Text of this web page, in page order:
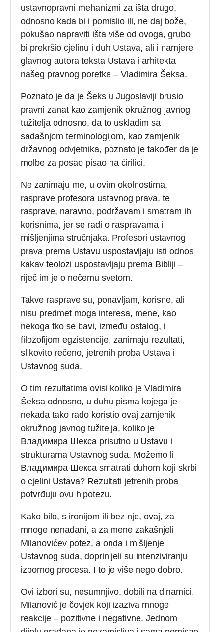
ustavnopravni mehanizmi za išta drugo,
odnosno kada bi i pomislio ili, ne daj bože,
pokušao napraviti išta više od ovoga, grubo
bi prekršio cjelinu i duh Ustava, ali i namjere
glavnog autora teksta Ustava i arhitekta
našeg pravnog poretka – Vladimira Šeksa.
Poznato je da je Šeks u Jugoslaviji brusio
pravni zanat kao zamjenik okružnog javnog
tužitelja odnosno, da to uskladim sa
sadašnjom terminologijom, kao zamjenik
državnog odvjetnika, poznato je također da je
molbe za posao pisao na ćirilici.
Ne zanimaju me, u ovim okolnostima,
rasprave profesora ustavnog prava, te
rasprave, naravno, podržavam i smatram ih
korisnima, jer se radi o raspravama i
mišljenjima stručnjaka. Profesori ustavnog
prava prema Ustavu uspostavljaju isti odnos
kakav teolozi uspostavljaju prema Bibliji –
riječ im je o nečemu svetom.
Takve rasprave su, ponavljam, korisne, ali
nisu predmet moga interesa, mene, kao
nekoga tko se bavi, između ostalog, i
filozofijom egzistencije, zanimaju rezultati,
slikovito rečeno, jetrenih proba Ustava i
Ustavnog suda.
O tim rezultatima ovisi koliko je Vladimira
Šeksa odnosno, u duhu pisma kojega je
nekada tako rado koristio ovaj zamjenik
okružnog javnog tužitelja, koliko je
Владимира Шекса prisutno u Ustavu i
strukturama Ustavnog suda. Možemo li
Владимира Шекса smatrati duhom koji skrbi
o cjelini Ustava? Rezultati jetrenih proba
potvrđuju ovu hipotezu.
Kako bilo, s ironijom ili bez nje, ovaj, za
mnoge nenadani, a za mene zakašnjeli
Milanovićev potez, a onda i mišljenje
Ustavnog suda, doprinijeli su intenziviranju
izbornog procesa. I to je više nego dobro.
Ovi izbori su, nesumnjivo, dobili na dinamici.
Milanović je čovjek koji izaziva mnoge
reakcije – pozitivne i negativne. Jednom